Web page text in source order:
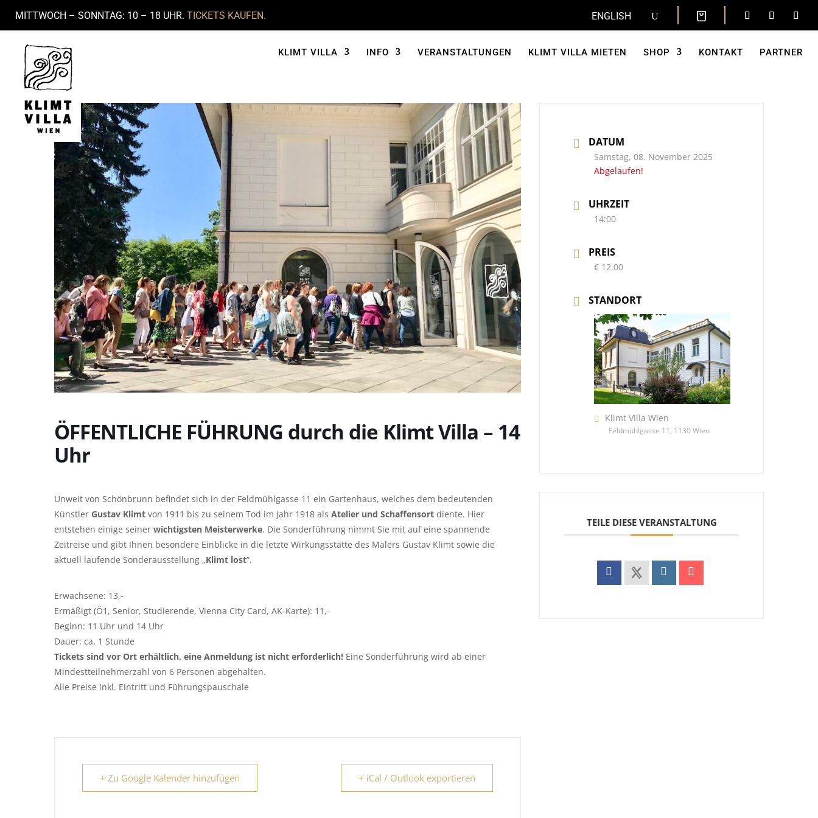
MITTWOCH – SONNTAG: 10 – 18 UHR. TICKETS KAUFEN. ENGLISH
KLIMT VILLA INFO VERANSTALTUNGEN KLIMT VILLA MIETEN SHOP KONTAKT PARTNER
ÖFFENTLICHE FÜHRUNG durch die Klimt Villa – 14
Uhr
Unweit von Schönbrunn befindet sich in der Feldmühlgasse 11 ein Gartenhaus, welches dem bedeutenden
Künstler Gustav Klimt von 1911 bis zu seinem Tod im Jahr 1918 als Atelier und Schaffensort diente. Hier
entstehen einige seiner wichtigsten Meisterwerke. Die Sonderführung nimmt Sie mit auf eine spannende
Zeitreise und gibt Ihnen besondere Einblicke in die letzte Wirkungsstätte des Malers Gustav Klimt sowie die
aktuell laufende Sonderausstellung „Klimt lost“.
Erwachsene: 13,-
Ermäßigt (Ö1, Senior, Studierende, Vienna City Card, AK-Karte): 11,-
Beginn: 11 Uhr und 14 Uhr
Dauer: ca. 1 Stunde
Tickets sind vor Ort erhältlich, eine Anmeldung ist nicht erforderlich! Eine Sonderführung wird ab einer
Mindestteilnehmerzahl von 6 Personen abgehalten.
Alle Preise inkl. Eintritt und Führungspauschale
+ Zu Google Kalender hinzufügen + iCal / Outlook exportieren
DATUM
Samstag, 08. November 2025
Abgelaufen!
UHRZEIT
14:00
PREIS
€ 12.00
STANDORT
Klimt Villa Wien
Feldmühlgasse 11, 1130 Wien
TEILE DIESE VERANSTALTUNG